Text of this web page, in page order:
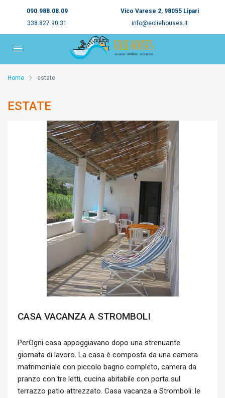
090.988.08.09
338.827.90.31
Vico Varese 2, 98055 Lipari
info@eoliehouses.it
Home estate
ESTATE
CASA VACANZA A STROMBOLI
PerOgni casa appoggiavano dopo una strenuante
giornata di lavoro. La casa è composta da una camera
matrimoniale con piccolo bagno completo, camera da
pranzo con tre letti, cucina abitabile con porta sul
terrazzo patio attrezzato. Casa vacanza a Stromboli: le